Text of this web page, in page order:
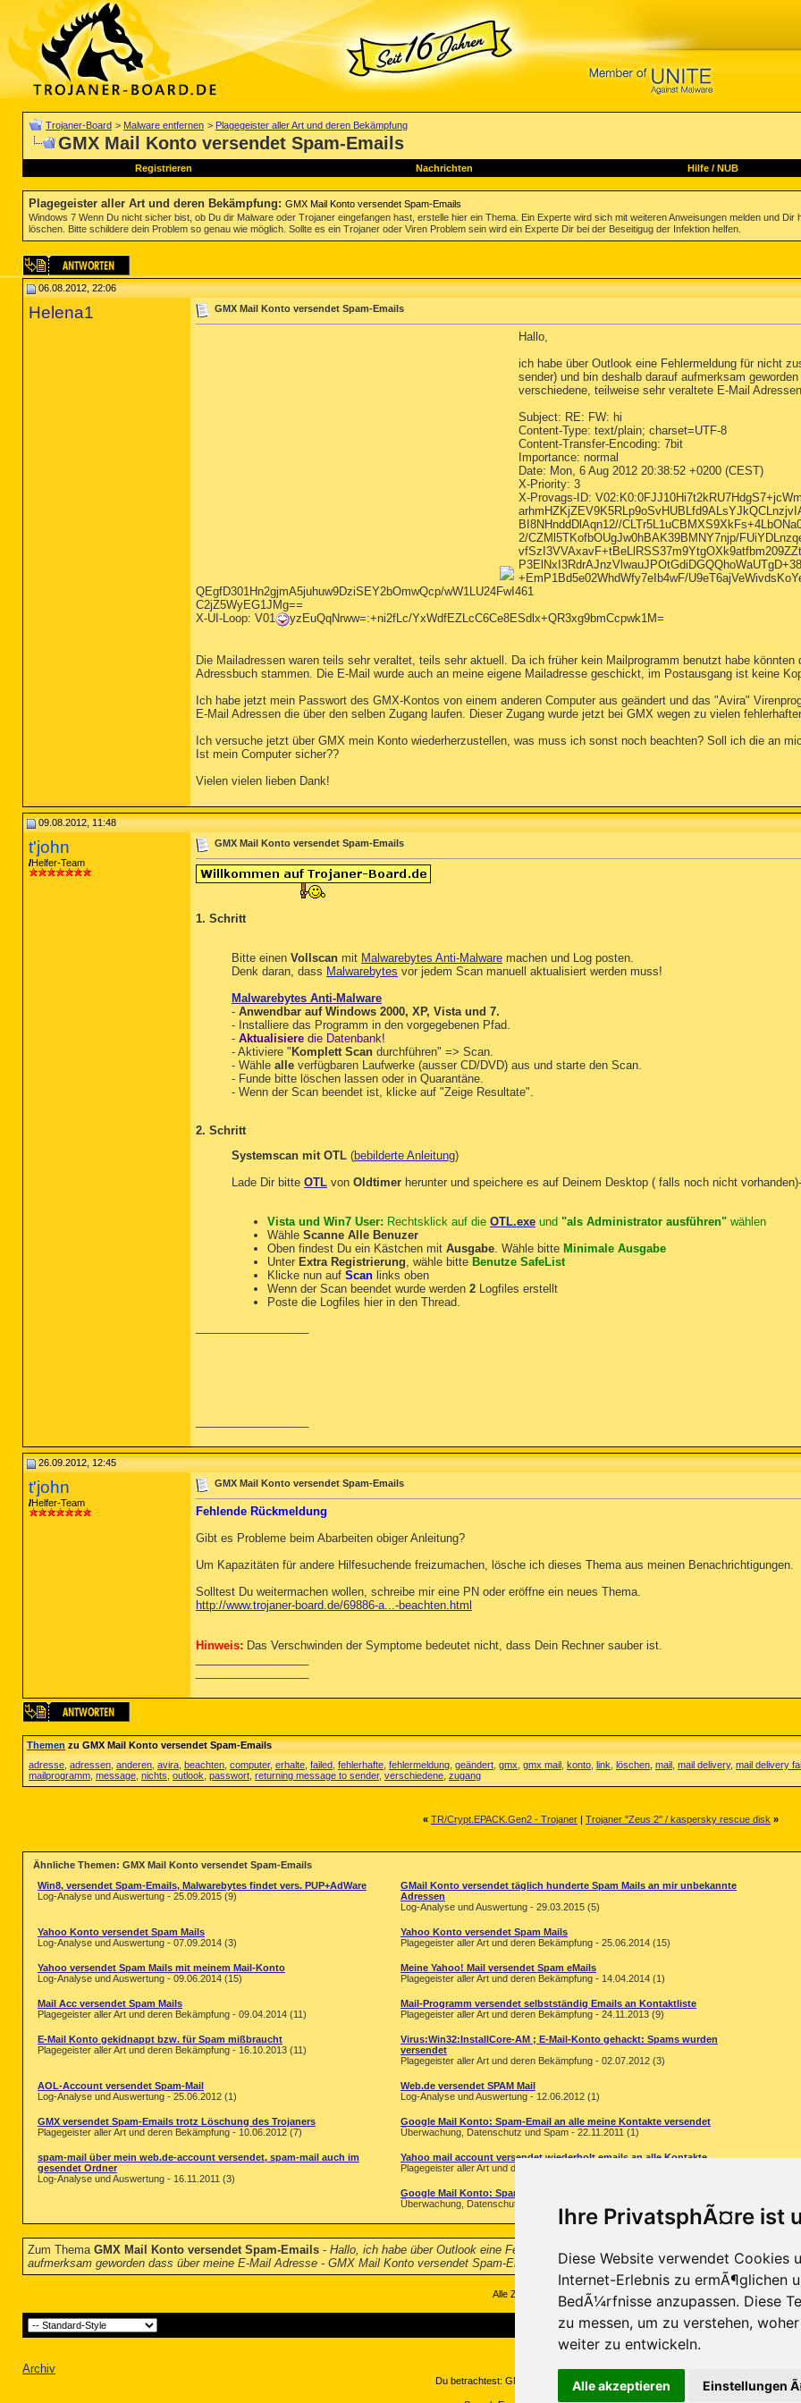
Ihre PrivatsphÃ¤re ist
Diese Website verwendet Cookies
Internet-Erlebnis zu ermÃ¶glichen
BedÃ¼rfnisse anzupassen. Diese
zu messen, um zu verstehen,
weiter zu entwickeln.
Alle akzeptieren Einstellungen
Trojaner-Board > Malware entfernen > Plagegeister aller Art und deren Bekämpfung
GMX Mail Konto versendet Spam-Emails
Registrieren Nachrichten Hilfe/ NUB
Plagegeister aller Art und deren Bekämpfung: GMX Mail Konto versendet Spam-Emails
Windows 7 Wenn Du nicht sicher bist, ob Du dir Malware oder Trojaner eingefangen hast, erstelle hier ein Thema. Ein Experte wird sich mit weiteren Anweisungen melden und
löschen. Bitte schildere dein Problem so genau wie möglich. Sollte es ein Trojaner oder Viren Problem sein wird ein Experte Dir bei der Beseitigug der Infektion helfen.
06.08.2012, 22:06
Helena1 GMX Mail Konto versendet Spam-Emails
Hallo,
ich habe über Outlook eine Fehlermeldung für nicht
sender) und bin deshalb darauf aufmerksam
verschiedene, teilweise sehr veraltete E-Mail
Subject: RE: FW: hi
Content-Type: text/plain; charset=UTF-8
Content-Transfer-Encoding: 7bit
Importance: normal
Date: Mon, 6 Aug 2012 20:38:52 +0200 (CEST)
X-Priority: 3
X-Provags-ID:
BI8NHnddDlAqn12//
2/CZMl5TKofbOUgJw0hBAK39BMNY7njp/
+EmP1Bd5e02WhdWfy7eIb4wF/
QEgfD301Hn2gjmA5juhuw9DziSEY2bOmwQcp/wW1LU24FwI461
C2jZ5WyEG1JMg==
X-UI-Loop: V01
yzEuQqNrww=:+ni2fLc/YxWdfEZLcC6Ce8ESdlx+QR3xg9bmCcpwk1M=
Die Mailadressen waren teils sehr veraltet, teils sehr aktuell. Da ich früher kein Mailprogramm benutzt habe
Adressbuch stammen. Die E-Mail wurde auch an meine eigene Mailadresse geschickt, im Postausgang ist keine
Ich habe jetzt mein Passwort des GMX-Kontos von einem anderen Computer aus geändert und das "Avira"
E-Mail Adressen die über den selben Zugang laufen. Dieser Zugang wurde jetzt bei GMX wegen zu vielen
Ich versuche jetzt über GMX mein Konto wiederherzustellen, was muss ich sonst noch beachten? Soll ich die an
Ist mein Computer sicher??
Vielen vielen lieben Dank!
09.08.2012, 11:48
t'john
Helfer-Team
GMX Mail Konto versendet Spam-Emails
1. Schritt
Bitte einen Vollscan mit Malwarebytes Anti-Malware machen und Log posten.
Denk daran, dass Malwarebytes vor jedem Scan manuell aktualisiert werden muss!
Malwarebytes Anti-Malware
- Anwendbar auf Windows 2000, XP, Vista und 7.
- Installiere das Programm in den vorgegebenen Pfad.
- Aktualisiere die Datenbank!
- Aktiviere "Komplett Scan durchführen" => Scan.
- Wähle alle verfügbaren Laufwerke (ausser CD/DVD) aus und starte den Scan.
- Funde bitte löschen lassen oder in Quarantäne.
- Wenn der Scan beendet ist, klicke auf "Zeige Resultate".
2. Schritt
Systemscan mit OTL (bebilderte Anleitung)
Lade Dir bitte OTL von Oldtimer herunter und speichere es auf Deinem Desktop ( falls noch nicht
Vista und Win7 User: Rechtsklick auf die OTL.exe und "als Administrator ausführen" wählen
Wähle Scanne Alle Benuzer
Oben findest Du ein Kästchen mit Ausgabe . Wähle bitte Minimale Ausgabe
Unter Extra Registrierung , wähle bitte Benutze SafeList
Klicke nun auf Scan links oben
Wenn der Scan beendet wurde werden 2 Logfiles erstellt
Poste die Logfiles hier in den Thread.
26.09.2012, 12:45
t'john
Helfer-Team
GMX Mail Konto versendet Spam-Emails
Fehlende Rückmeldung
Gibt es Probleme beim Abarbeiten obiger Anleitung?
Um Kapazitäten für andere Hilfesuchende freizumachen, lösche ich dieses Thema aus meinen Benachrichtigungen.
Solltest Du weitermachen wollen, schreibe mir eine PN oder eröffne ein neues Thema.
http://www.trojaner-board.de/69886-a...-beachten.html
Hinweis: Das Verschwinden der Symptome bedeutet nicht, dass Dein Rechner sauber ist.
Themenzu GMX Mail Konto versendet Spam-Emails
adresse adressen anderen avira beachten computer, erhalte failed fehlerhafte fehlermeldung geändert gmx gmx mail konto link löschen mail mail delivery, mail delivery
mailprogramm message nichts outlook passwort returning message to sender, verschiedene zugang
« TR/Crypt.EPACK.Gen2 - Trojaner | Trojaner "Zeus 2" / kaspersky rescue disk »
Ähnliche Themen: GMX Mail Konto versendet Spam-Emails
Win8, versendet Spam-Emails, Malwarebytes findet vers. PUP+AdWare
Log-Analyse und Auswertung - 25.09.2015 (9)
GMail Konto versendet täglich hunderte Spam Mails an mir unbekannte
Adressen
Log-Analyse und Auswertung - 29.03.2015 (5)
Yahoo Konto versendet Spam Mails
Log-Analyse und Auswertung - 07.09.2014 (3)
Yahoo Konto versendet Spam Mails
Plagegeister aller Art und deren Bekämpfung - 25.06.2014 (15)
Yahoo versendet Spam Mails mit meinem Mail-Konto
Log-Analyse und Auswertung - 09.06.2014 (15)
Meine Yahoo! Mail versendet Spam eMails
Plagegeister aller Art und deren Bekämpfung - 14.04.2014 (1)
Mail Acc versendet Spam Mails
Plagegeister aller Art und deren Bekämpfung - 09.04.2014 (11)
Mail-Programm versendet selbstständig Emails an Kontaktliste
Plagegeister aller Art und deren Bekämpfung - 24.11.2013 (9)
E-Mail Konto gekidnappt bzw. für Spam mißbraucht
Plagegeister aller Art und deren Bekämpfung - 16.10.2013 (11)
Virus:Win32:InstallCore-AM ; E-Mail-Konto gehackt: Spams wurden
versendet
Plagegeister aller Art und deren Bekämpfung - 02.07.2012 (3)
AOL-Account versendet Spam-Mail
Log-Analyse und Auswertung - 25.06.2012 (1)
Web.de versendet SPAM Mail
Log-Analyse und Auswertung - 12.06.2012 (1)
GMX versendet Spam-Emails trotz Löschung des Trojaners
Plagegeister aller Art und deren Bekämpfung - 10.06.2012 (7)
Google Mail Konto: Spam-Email an alle meine Kontakte versendet
Überwachung, Datenschutz und Spam - 22.11.2011 (1)
spam-mail über mein web.de-account versendet, spam-mail auch im
gesendet Ordner
Log-Analyse und Auswertung - 16.11.2011 (3)
Yahoo mail account versendet wiederholt emails an alle Kontakte.
Plagegeister aller Art und deren Bekämpfung - 08.08.2011 (3)
Google Mail Konto: Spam-Email an alle meine Kontakte versendet
Überwachung, Datenschutz und Spam - 25.04.2011 (0)
Zum Thema GMX Mail Konto versendet Spam-Emails - Hallo, ich habe über Outlook eine Fehlermeldung für nicht zustellbare E-Mails erhalten
aufmerksam geworden dass über meine E-Mail Adresse - GMX Mail Konto versendet Spam-Emails
Alle Zeitangaben in WEZ +1. Es ist jetzt
Archiv
Du betrachtest: GMX Mail Konto versendet Spam-Emails auf Trojaner-Board